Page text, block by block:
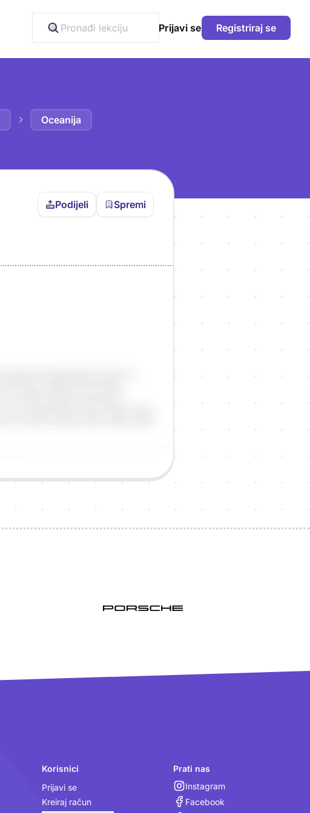
Prijavi se Registriraj se
Oceanija
Podijeli Spremi
Korisnici
Prijavi se
Kreiraj račun
Prati nas
Instagram
Facebook